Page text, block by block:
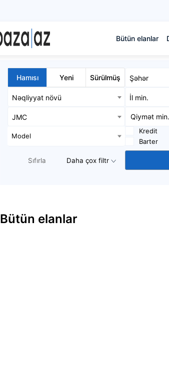
Bütün elanlar
Hamısı Yeni Sürülmüş Şəhər
Nəqliyyat növü İl min.
JMC
Model
Kredit
Barter
Sıfırla Daha çox filtr
Bütün elanlar